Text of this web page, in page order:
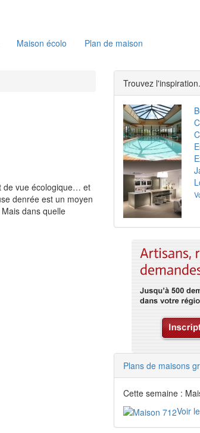
Maison écolo Plan de maison
de vue écologique… et
denrée est un moyen
dans quelle
Trouvez
Plans de maisons
Cette semaine :
Voir